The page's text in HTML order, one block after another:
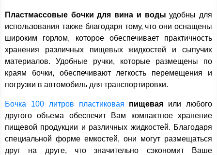
Пластмассовые бочки для вина и воды удобны для
использования также благодаря тому, что они оснащены
широким горлом, которое обеспечивает практичность
хранения различных пищевых жидкостей и сыпучих
материалов. Удобные ручки, которые размещены по
краям бочки, обеспечивают легкость перемещения и
погрузки в автомобиль для транспортировки.
Бочка 100 литров пластиковая пищевая или любого
другого объема обеспечит Вам компактное хранение
пищевой продукции и различных жидкостей. Благодаря
специальной форме емкостей, они могут размещаться
друг на друге, что значительно сэкономит Ваше